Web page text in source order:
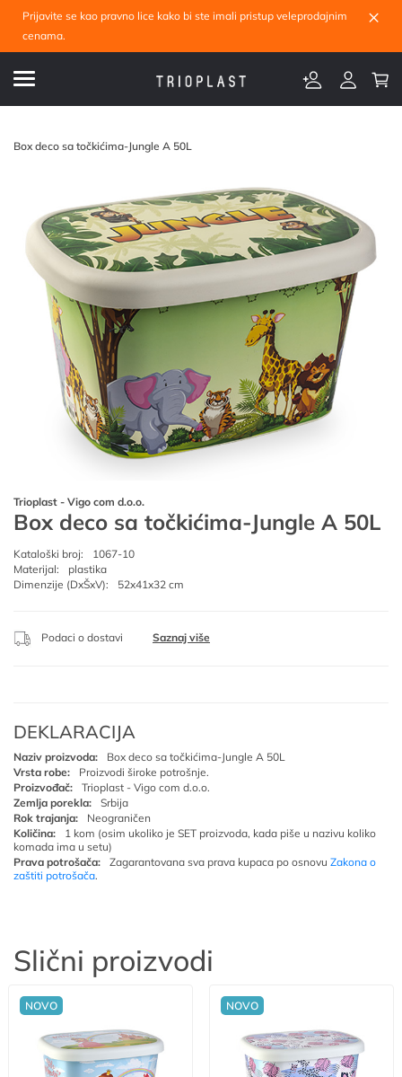
Prijavite se kao pravno lice kako bi ste imali pristup veleprodajnim
cenama.
×
Box deco sa točkićima-Jungle A 50L
Trioplast - Vigo com d.o.o.
Box deco sa točkićima-Jungle A 50L
Kataloški broj:
1067-10
Materijal:
plastika
Dimenzije (DxŠxV):
52x41x32 cm
Podaci o dostavi Saznaj više
DEKLARACIJA
Naziv proizvoda:
Box deco sa točkićima-Jungle A 50L
Vrsta robe:
Proizvodi široke potrošnje.
Proizvođač:
Trioplast - Vigo com d.o.o.
Zemlja porekla:
Srbija
Rok trajanja:
Neograničen
Količina:
1 kom (osim ukoliko je SET proizvoda, kada piše u nazivu koliko
komada ima u setu)
Prava potrošača:
Zagarantovana sva prava kupaca po osnovu Zakona o
zaštiti potrošača.
Slični proizvodi
NOVO NOVO